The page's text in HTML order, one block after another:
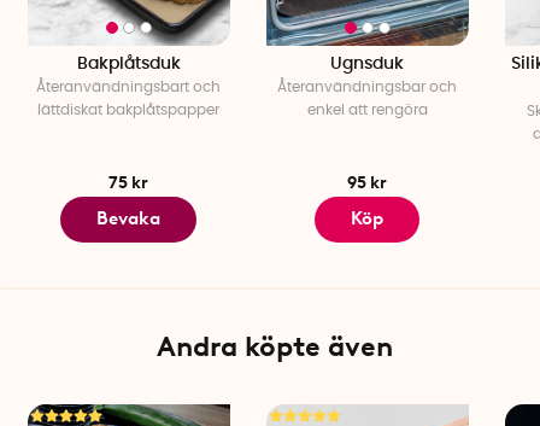
Bakplåtsduk
Återanvändningsbart och
lättdiskat bakplåtspapper
75 kr
Bevaka
Ugnsduk
Återanvändningsbar och
enkel att rengöra
95 kr
Köp
Andra köpte även